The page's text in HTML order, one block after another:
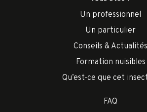
Un professionnel
Un particulier
Conseils & Actualités
Formation nuisibles
Qu’est-ce que cet
FAQ